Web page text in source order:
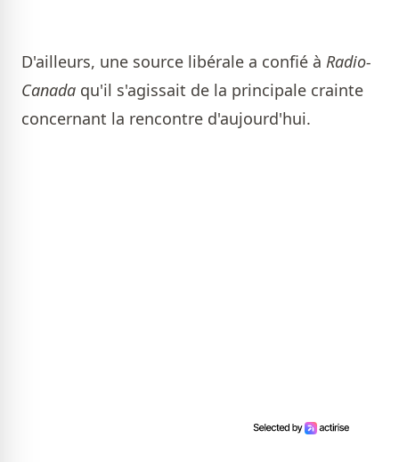
D'ailleurs, une source libérale a confié à Radio-
Canada qu'il s'agissait de la principale crainte
concernant la rencontre d'aujourd'hui.